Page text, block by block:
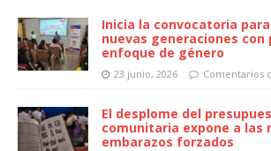
Inicia la convocatoria
nuevas generaciones con
enfoque de género
23 junio, 2026 Comentarios
El desplome del
comunitaria expone a las
embarazos forzados